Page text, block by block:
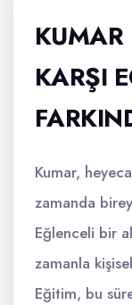
KARŞI
Kumar,
zamanda
Eğlenceli bir
zamanla
Eğitim, bu